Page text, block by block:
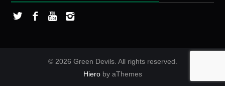
© 2026 Green Devils. All rights reserved.
Hieroby aThemes